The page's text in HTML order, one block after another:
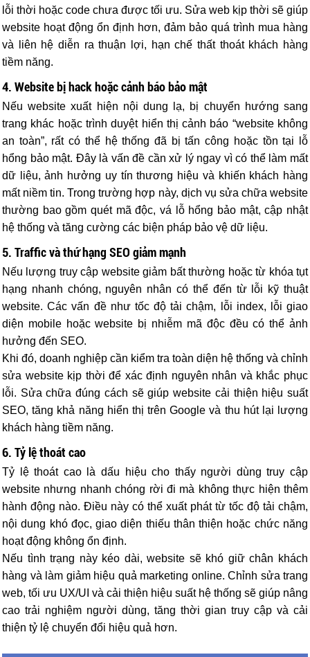
lỗi thời hoặc code chưa được tối ưu. Sửa web kịp thời sẽ giúp
website hoạt động ổn định hơn, đảm bảo quá trình mua hàng
và liên hệ diễn ra thuận lợi, hạn chế thất thoát khách hàng
tiềm năng.
4. Website bị hack hoặc cảnh báo bảo mật
Nếu website xuất hiện nội dung lạ, bị chuyển hướng sang
trang khác hoặc trình duyệt hiển thị cảnh báo “website không
an toàn”, rất có thể hệ thống đã bị tấn công hoặc tồn tại lỗ
hổng bảo mật. Đây là vấn đề cần xử lý ngay vì có thể làm mất
dữ liệu, ảnh hưởng uy tín thương hiệu và khiến khách hàng
mất niềm tin. Trong trường hợp này, dịch vụ sửa chữa website
thường bao gồm quét mã độc, vá lỗ hổng bảo mật, cập nhật
hệ thống và tăng cường các biện pháp bảo vệ dữ liệu.
5. Traffic và thứ hạng SEO giảm mạnh
Nếu lượng truy cập website giảm bất thường hoặc từ khóa tụt
hạng nhanh chóng, nguyên nhân có thể đến từ lỗi kỹ thuật
website. Các vấn đề như tốc độ tải chậm, lỗi index, lỗi giao
diện mobile hoặc website bị nhiễm mã độc đều có thể ảnh
hưởng đến SEO.
Khi đó, doanh nghiệp cần kiểm tra toàn diện hệ thống và chỉnh
sửa website kịp thời để xác định nguyên nhân và khắc phục
lỗi. Sửa chữa đúng cách sẽ giúp website cải thiện hiệu suất
SEO, tăng khả năng hiển thị trên Google và thu hút lại lượng
khách hàng tiềm năng.
6. Tỷ lệ thoát cao
Tỷ lệ thoát cao là dấu hiệu cho thấy người dùng truy cập
website nhưng nhanh chóng rời đi mà không thực hiện thêm
hành động nào. Điều này có thể xuất phát từ tốc độ tải chậm,
nội dung khó đọc, giao diện thiếu thân thiện hoặc chức năng
hoạt động không ổn định.
Nếu tình trạng này kéo dài, website sẽ khó giữ chân khách
hàng và làm giảm hiệu quả marketing online. Chỉnh sửa trang
web, tối ưu UX/UI và cải thiện hiệu suất hệ thống sẽ giúp nâng
cao trải nghiệm người dùng, tăng thời gian truy cập và cải
thiện tỷ lệ chuyển đổi hiệu quả hơn.